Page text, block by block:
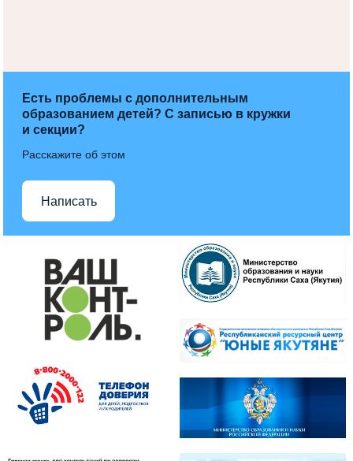
Есть проблемы с дополнительным
образованием детей? С записью в кружки
и секции?
Расскажите об этом
Написать